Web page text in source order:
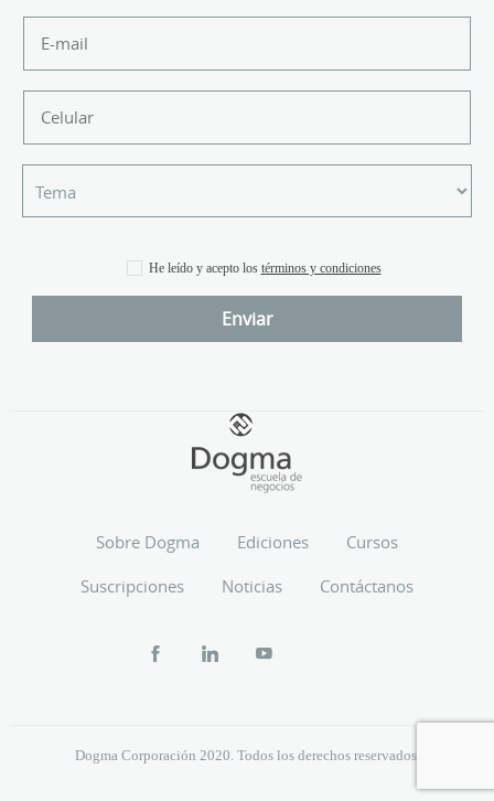
He leído y acepto los términos y condiciones
Sobre Dogma Ediciones
Cursos
Suscripciones
Noticias Contáctanos
Dogma Corporación 2020. Todos los derechos reservados.